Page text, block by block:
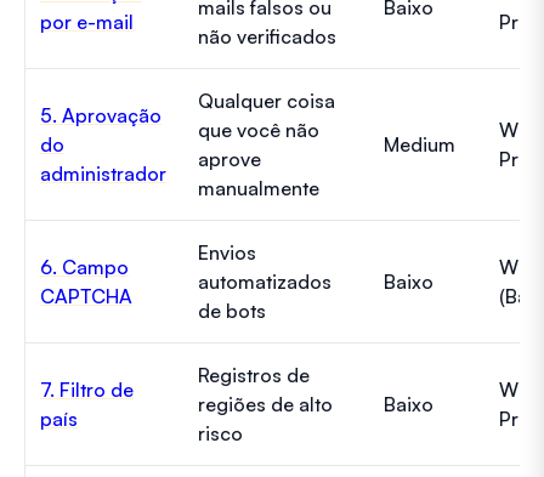
por e-mail
mails falsos ou
não verificados
Baixo
Pro
5. Aprovação
do
administrador
Qualquer coisa
que você não
aprove
manualmente
Medium
Pro
6. Campo
CAPTCHA
Envios
automatizados
de bots
Baixo
7. Filtro de
país
Registros de
regiões de alto
risco
Baixo
Pro